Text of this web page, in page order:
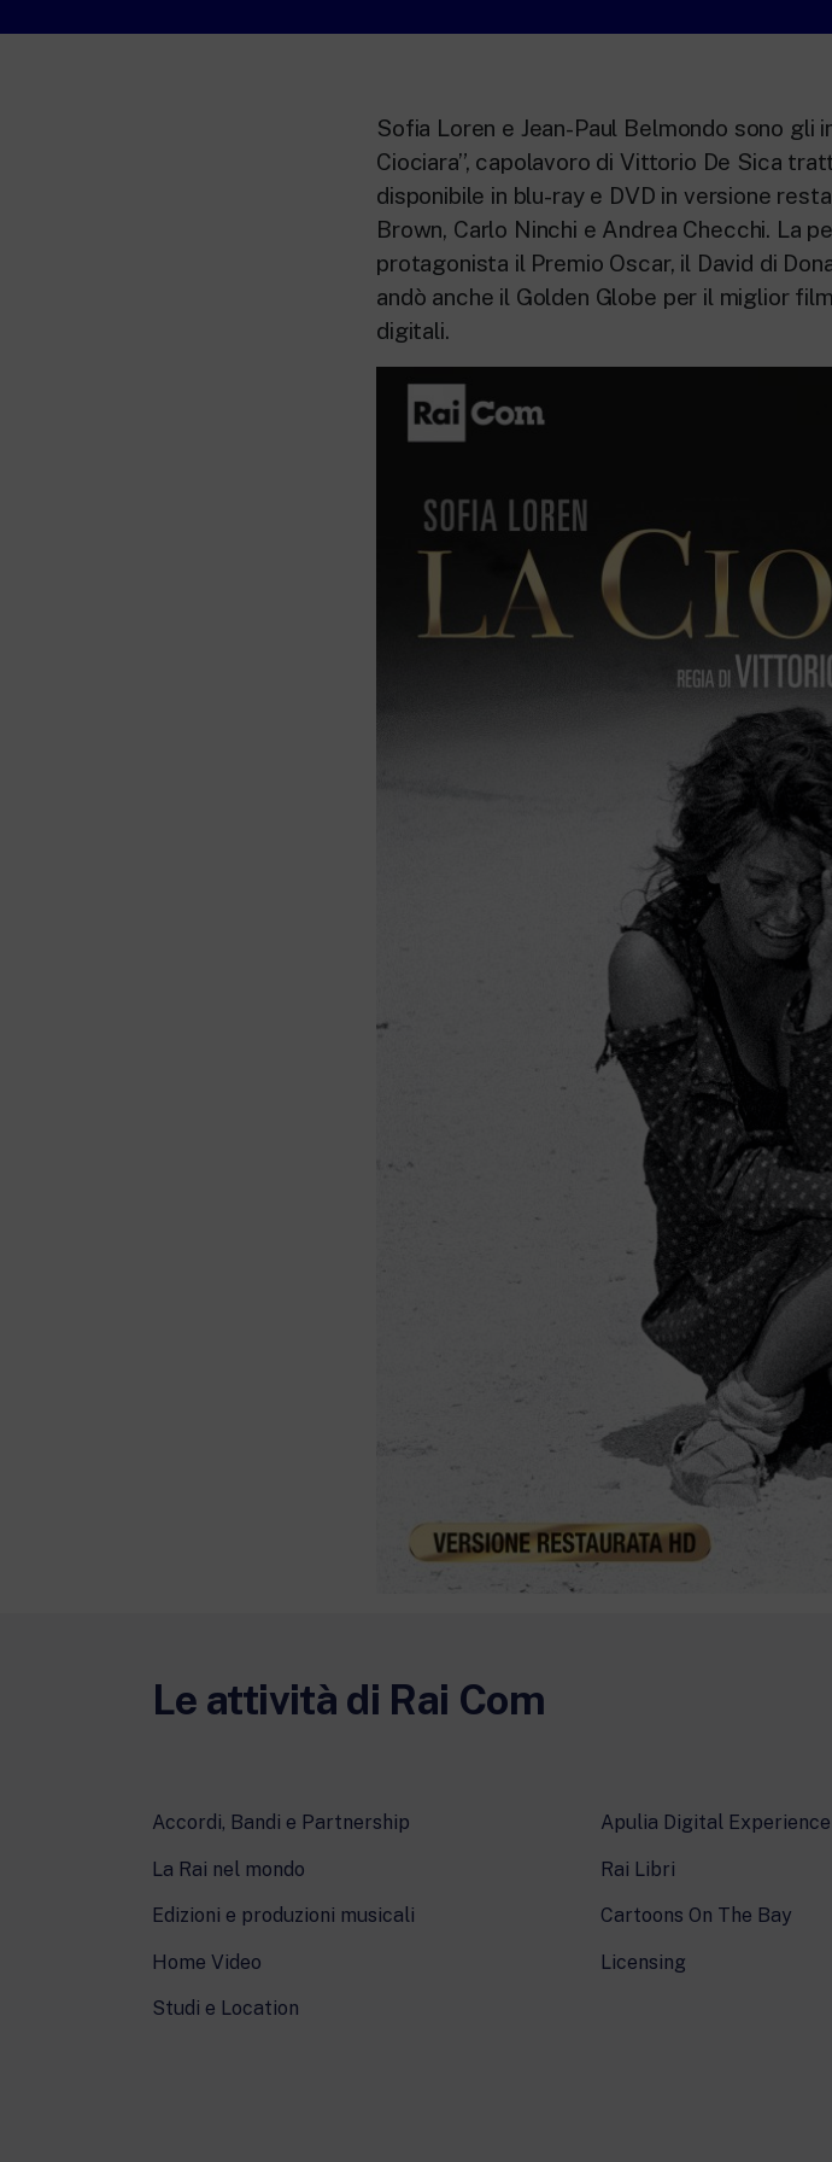
Sofia Loren e Jean-Paul Belmondo sono gli
Ciociara”, capolavoro di Vittorio De Sica
disponibile in blu-ray e DVD in versione
Brown, Carlo Ninchi e Andrea Checchi. La
protagonista il Premio Oscar, il David di
andò anche il Golden Globe per il miglior
digitali.
Le attività di Rai Com
Accordi, Bandi e Partnership Apulia Digital Experience
La Rai nel mondo Rai Libri
Edizioni e produzioni musicali Cartoons On The Bay
Home Video Licensing
Studi e Location